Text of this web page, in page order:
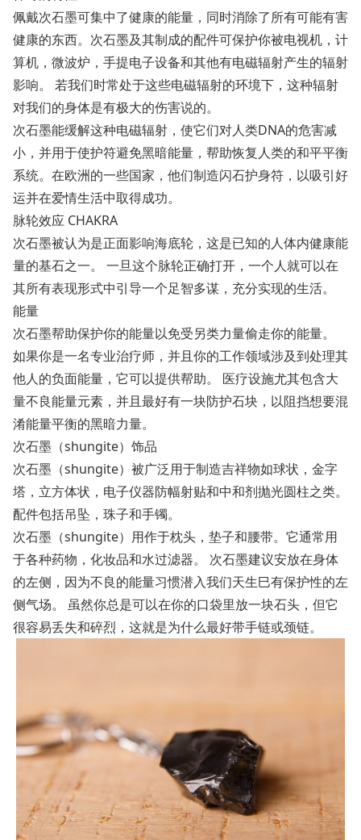
佩戴次石墨可集中了健康的能量，同时消除了所有可能有害
健康的东西。次石墨及其制成的配件可保护你被电视机，计
算机，微波炉，手提电子设备和其他有电磁辐射产生的辐射
影响。 若我们时常处于这些电磁辐射的环境下，这种辐射
对我们的身体是有极大的伤害说的。
次石墨能缓解这种电磁辐射，使它们对人类DNA的危害减
小，并用于使护符避免黑暗能量，帮助恢复人类的和平平衡
系统。在欧洲的一些国家，他们制造闪石护身符，以吸引好
运并在爱情生活中取得成功。
脉轮效应 CHAKRA
次石墨被认为是正面影响海底轮，这是已知的人体内健康能
量的基石之一。 一旦这个脉轮正确打开，一个人就可以在
其所有表现形式中引导一个足智多谋，充分实现的生活。
能量
次石墨帮助保护你的能量以免受另类力量偷走你的能量。
如果你是一名专业治疗师，并且你的工作领域涉及到处理其
他人的负面能量，它可以提供帮助。 医疗设施尤其包含大
量不良能量元素，并且最好有一块防护石块，以阻挡想要混
淆能量平衡的黑暗力量。
次石墨（shungite）饰品
次石墨（shungite）被广泛用于制造吉祥物如球状，金字
塔，立方体状，电子仪器防幅射贴和中和剂抛光圆柱之类。
配件包括吊坠，珠子和手镯。
次石墨（shungite）用作于枕头，垫子和腰带。它通常用
于各种药物，化妆品和水过滤器。 次石墨建议安放在身体
的左侧，因为不良的能量习惯潜入我们天生巳有保护性的左
侧气场。 虽然你总是可以在你的口袋里放一块石头，但它
很容易丢失和碎烈，这就是为什么最好带手链或颈链。